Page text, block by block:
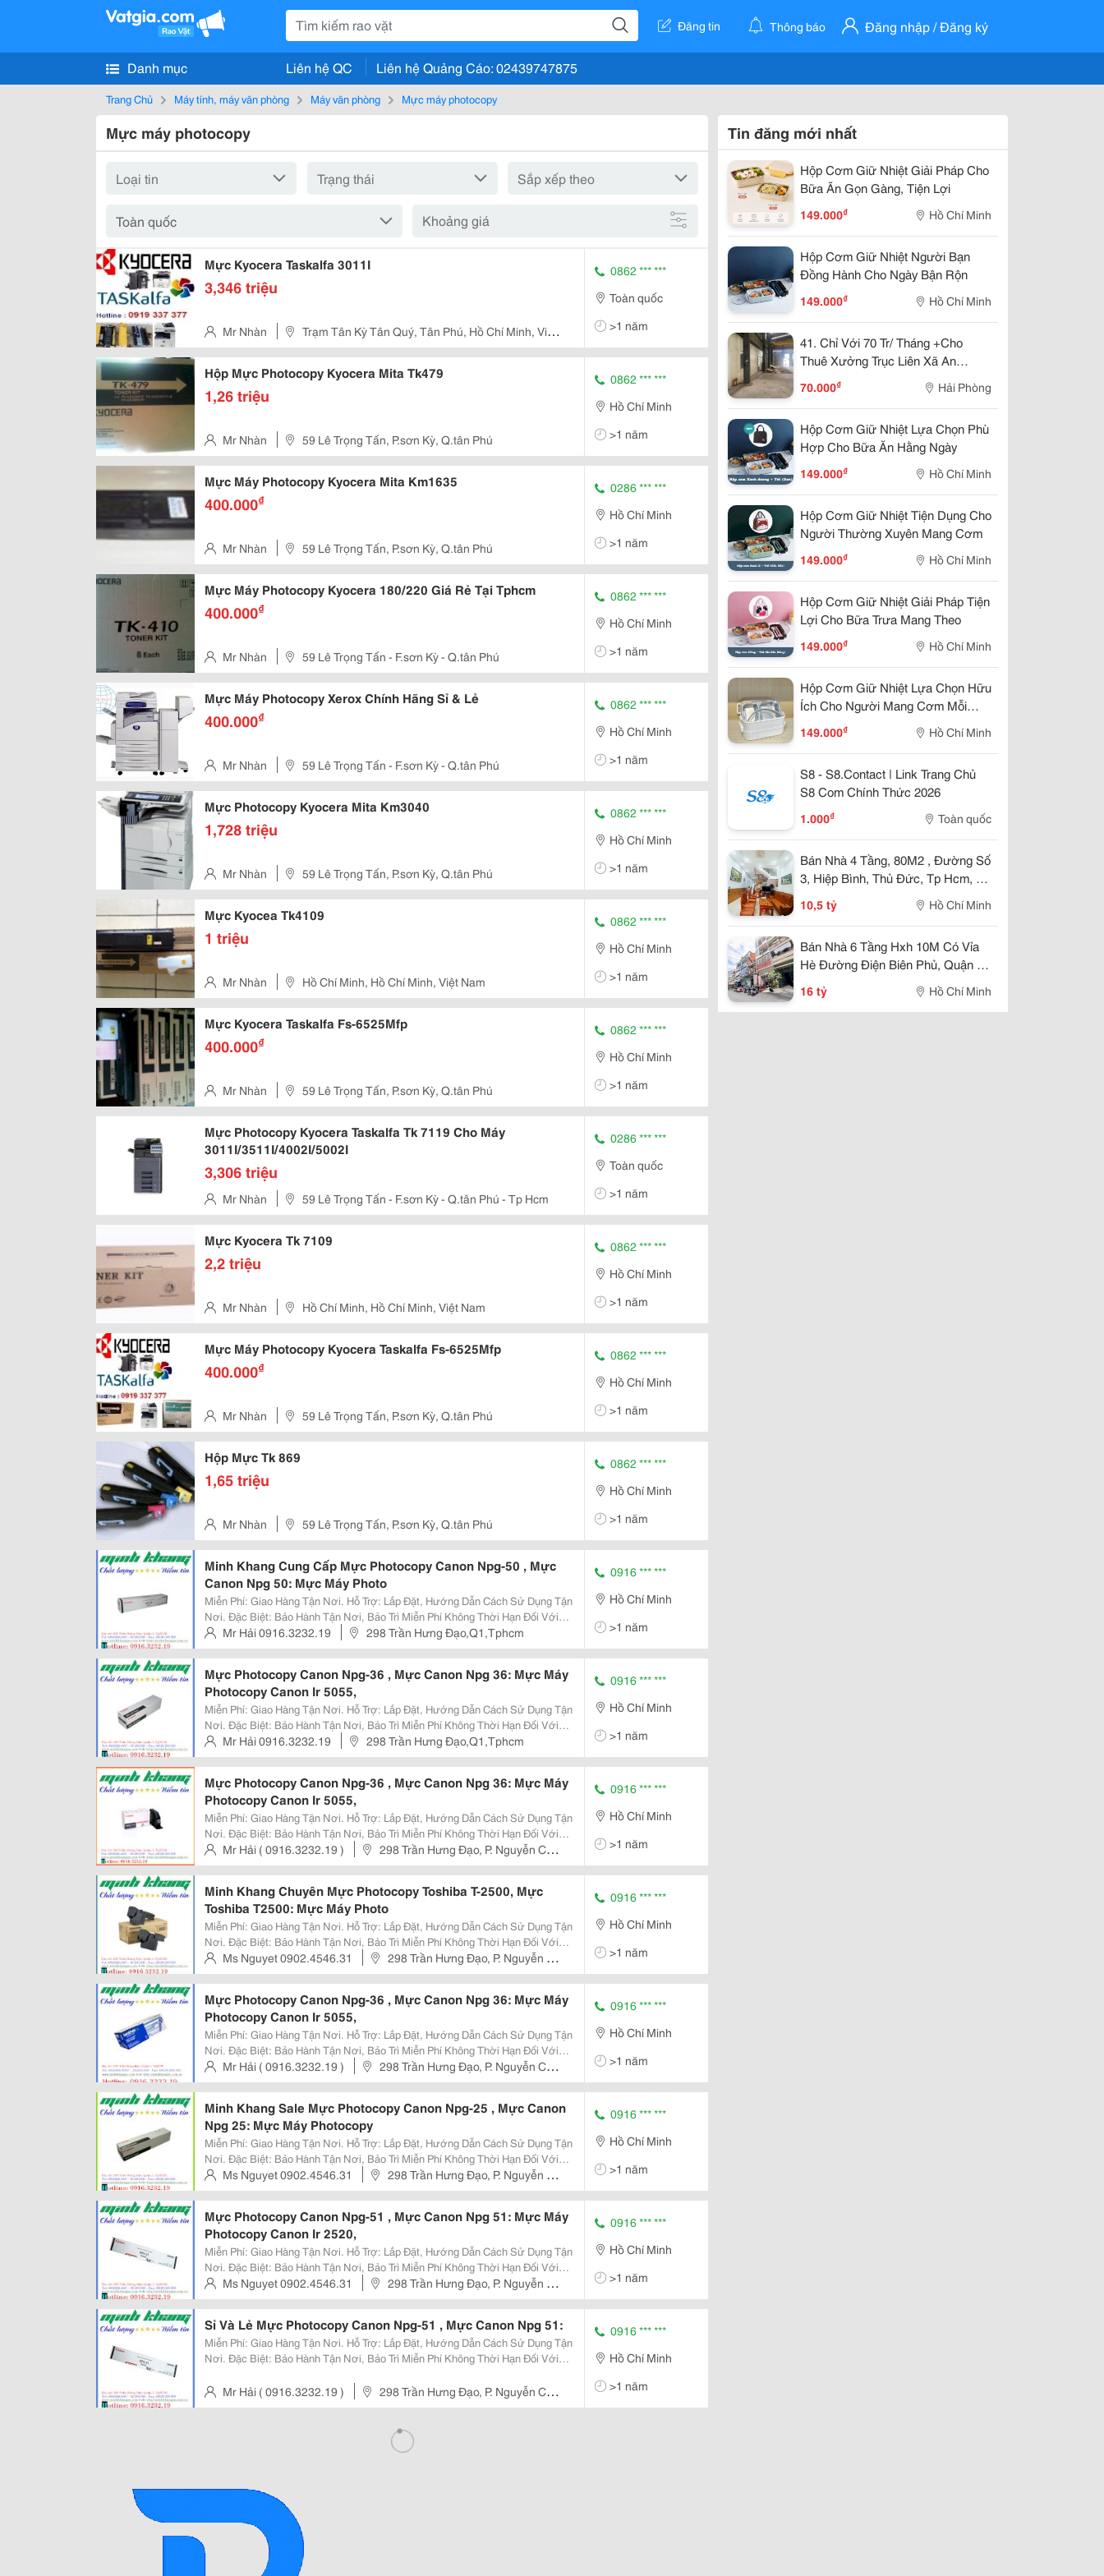
Đăng tin Thông báo Đăng nhập / Đăng ký
Danh mục Liên hệ QC Liên hệ Quảng Cáo: 02439747875
Trang Chủ Máy tính, máy văn phòng Máy văn phòng Mực máy photocopy
Mực máy photocopy
Khoảng giá
Mực Kyocera Taskalfa 3011I
3,346 triệu
Mr Nhàn
Trạm Tân Kỳ Tân Quý, Tân Phú, Hồ Chí Minh, Việt
Nam
0862 *** ***
Toàn quốc
>1 năm
Hộp Mực Photocopy Kyocera Mita Tk479
1,26 triệu
Mr Nhàn 59 Lê Trọng Tấn, P.sơn Kỳ, Q.tân Phú
0862 *** ***
Hồ Chí Minh
>1 năm
Mực Máy Photocopy Kyocera Mita Km1635
400.000₫
Mr Nhàn 59 Lê Trọng Tấn, P.sơn Kỳ, Q.tân Phú
0286 *** ***
Hồ Chí Minh
>1 năm
Mực Máy Photocopy Kyocera 180/220 Giá Rẻ Tại Tphcm
400.000₫
Mr Nhàn 59 Lê Trọng Tấn - F.sơn Kỳ - Q.tân Phú
0862 *** ***
Hồ Chí Minh
>1 năm
Mực Máy Photocopy Xerox Chính Hãng Sỉ & Lẻ
400.000₫
Mr Nhàn 59 Lê Trọng Tấn - F.sơn Kỳ - Q.tân Phú
0862 *** ***
Hồ Chí Minh
>1 năm
Mực Photocopy Kyocera Mita Km3040
1,728 triệu
Mr Nhàn 59 Lê Trọng Tấn, P.sơn Kỳ, Q.tân Phú
0862 *** ***
Hồ Chí Minh
>1 năm
Mực Kyocea Tk4109
1 triệu
Mr Nhàn Hồ Chí Minh, Hồ Chí Minh, Việt Nam
0862 *** ***
Hồ Chí Minh
>1 năm
Mực Kyocera Taskalfa Fs-6525Mfp
400.000₫
Mr Nhàn 59 Lê Trọng Tấn, P.sơn Kỳ, Q.tân Phú
0862 *** ***
Hồ Chí Minh
>1 năm
Mực Photocopy Kyocera Taskalfa Tk 7119 Cho Máy
3011I/3511I/4002I/5002I
3,306 triệu
Mr Nhàn 59 Lê Trọng Tấn - F.sơn Kỳ - Q.tân Phú - Tp Hcm
0286 *** ***
Toàn quốc
>1 năm
Mực Kyocera Tk 7109
2,2 triệu
Mr Nhàn Hồ Chí Minh, Hồ Chí Minh, Việt Nam
0862 *** ***
Hồ Chí Minh
>1 năm
Mực Máy Photocopy Kyocera Taskalfa Fs-6525Mfp
400.000₫
Mr Nhàn 59 Lê Trọng Tấn, P.sơn Kỳ, Q.tân Phú
0862 *** ***
Hồ Chí Minh
>1 năm
Hộp Mực Tk 869
1,65 triệu
Mr Nhàn 59 Lê Trọng Tấn, P.sơn Kỳ, Q.tân Phú
0862 *** ***
Hồ Chí Minh
>1 năm
Minh Khang Cung Cấp Mực Photocopy Canon Npg-50 , Mực
Canon Npg 50: Mực Máy Photo
Miễn Phí: Giao Hàng Tận Nơi. Hỗ Trợ: Lắp Đặt, Hướng Dẫn Cách Sử Dụng Tận
Nơi. Đặc Biệt: Bảo Hành Tận Nơi, Bảo Trì Miễn Phí Không Thời Hạn Đối Với
Máy Photocopy. Công Ty Cp Tm Sx Dv Tbvp Minh Khang Địa Chỉ : 298 Trần
Hưng Đạo,
Mr Hải 0916.3232.19 298 Trần Hưng Đạo,Q1,Tphcm
0916 *** ***
Hồ Chí Minh
>1 năm
Mực Photocopy Canon Npg-36 , Mực Canon Npg 36: Mực Máy
Photocopy Canon Ir 5055,
Miễn Phí: Giao Hàng Tận Nơi. Hỗ Trợ: Lắp Đặt, Hướng Dẫn Cách Sử Dụng Tận
Nơi. Đặc Biệt: Bảo Hành Tận Nơi, Bảo Trì Miễn Phí Không Thời Hạn Đối Với
Máy Photocopy. Công Ty Cp Tm Sx Dv Tbvp Minh Khang Địa Chỉ : 298 Trần
Hưng Đạo,
Mr Hải 0916.3232.19 298 Trần Hưng Đạo,Q1,Tphcm
0916 *** ***
Hồ Chí Minh
>1 năm
Mực Photocopy Canon Npg-36 , Mực Canon Npg 36: Mực Máy
Photocopy Canon Ir 5055,
Miễn Phí: Giao Hàng Tận Nơi. Hỗ Trợ: Lắp Đặt, Hướng Dẫn Cách Sử Dụng Tận
Nơi. Đặc Biệt: Bảo Hành Tận Nơi, Bảo Trì Miễn Phí Không Thời Hạn Đối Với
Máy Photocopy. Công Ty Cp Tm Sx Dv Tbvp Minh Khang Địa Chỉ : 298 Trần
Hưng Đạo,
Mr Hải ( 0916.3232.19 )
298 Trần Hưng Đạo, P. Nguyễn Cư
Trinh, Q.1, Tp Hcm, Viet Nam
0916 *** ***
Hồ Chí Minh
>1 năm
Minh Khang Chuyên Mực Photocopy Toshiba T-2500, Mực
Toshiba T2500: Mực Máy Photo
Miễn Phí: Giao Hàng Tận Nơi. Hỗ Trợ: Lắp Đặt, Hướng Dẫn Cách Sử Dụng Tận
Nơi. Đặc Biệt: Bảo Hành Tận Nơi, Bảo Trì Miễn Phí Không Thời Hạn Đối Với
Máy Photocopy. Công Ty Cp Tm Sx Dv Tbvp Minh Khang Địa Chỉ : 298 Trần
Hưng Đạo,
Ms Nguyet 0902.4546.31
298 Trần Hưng Đạo, P. Nguyễn Cư
Trinh, Q.1, Tp Hcm, Viet Nam
0916 *** ***
Hồ Chí Minh
>1 năm
Mực Photocopy Canon Npg-36 , Mực Canon Npg 36: Mực Máy
Photocopy Canon Ir 5055,
Miễn Phí: Giao Hàng Tận Nơi. Hỗ Trợ: Lắp Đặt, Hướng Dẫn Cách Sử Dụng Tận
Nơi. Đặc Biệt: Bảo Hành Tận Nơi, Bảo Trì Miễn Phí Không Thời Hạn Đối Với
Máy Photocopy. Công Ty Cp Tm Sx Dv Tbvp Minh Khang Địa Chỉ : 298 Trần
Hưng Đạo,
Mr Hải ( 0916.3232.19 )
298 Trần Hưng Đạo, P. Nguyễn Cư
Trinh, Q.1, Tp Hcm, Viet Nam
0916 *** ***
Hồ Chí Minh
>1 năm
Minh Khang Sale Mực Photocopy Canon Npg-25 , Mực Canon
Npg 25: Mực Máy Photocopy
Miễn Phí: Giao Hàng Tận Nơi. Hỗ Trợ: Lắp Đặt, Hướng Dẫn Cách Sử Dụng Tận
Nơi. Đặc Biệt: Bảo Hành Tận Nơi, Bảo Trì Miễn Phí Không Thời Hạn Đối Với
Máy Photocopy. Công Ty Cp Tm Sx Dv Tbvp Minh Khang Địa Chỉ : 298 Trần
Hưng Đạo,
Ms Nguyet 0902.4546.31
298 Trần Hưng Đạo, P. Nguyễn Cư
Trinh, Q.1, Tp Hcm, Viet Nam
0916 *** ***
Hồ Chí Minh
>1 năm
Mực Photocopy Canon Npg-51 , Mực Canon Npg 51: Mực Máy
Photocopy Canon Ir 2520,
Miễn Phí: Giao Hàng Tận Nơi. Hỗ Trợ: Lắp Đặt, Hướng Dẫn Cách Sử Dụng Tận
Nơi. Đặc Biệt: Bảo Hành Tận Nơi, Bảo Trì Miễn Phí Không Thời Hạn Đối Với
Máy Photocopy. Công Ty Cp Tm Sx Dv Tbvp Minh Khang Địa Chỉ : 298 Trần
Hưng Đạo,
Ms Nguyet 0902.4546.31
298 Trần Hưng Đạo, P. Nguyễn Cư
Trinh, Q.1, Tp Hcm, Viet Nam
0916 *** ***
Hồ Chí Minh
>1 năm
Sỉ Và Lẻ Mực Photocopy Canon Npg-51 , Mực Canon Npg 51:
Miễn Phí: Giao Hàng Tận Nơi. Hỗ Trợ: Lắp Đặt, Hướng Dẫn Cách Sử Dụng Tận
Nơi. Đặc Biệt: Bảo Hành Tận Nơi, Bảo Trì Miễn Phí Không Thời Hạn Đối Với
Hưng Đạo,
Mr Hải ( 0916.3232.19 )
298 Trần Hưng Đạo, P. Nguyễn Cư
Trinh, Q.1, Tp Hcm, Viet Nam
0916 *** ***
Hồ Chí Minh
>1 năm
Tin đăng mới nhất
Hộp Cơm Giữ Nhiệt Giải Pháp Cho
Bữa Ăn Gọn Gàng, Tiện Lợi
149.000₫ Hồ Chí Minh
Hộp Cơm Giữ Nhiệt Người Bạn
Đồng Hành Cho Ngày Bận Rộn
149.000₫ Hồ Chí Minh
41. Chỉ Với 70 Tr/ Tháng +Cho
Thuê Xưởng Trục Liên Xã An
Hưng, Đại Bản, An Dương, Hp
70.000₫ Hải Phòng
Hộp Cơm Giữ Nhiệt Lựa Chọn Phù
Hợp Cho Bữa Ăn Hằng Ngày
149.000₫ Hồ Chí Minh
Hộp Cơm Giữ Nhiệt Tiện Dụng Cho
Người Thường Xuyên Mang Cơm
149.000₫ Hồ Chí Minh
Hộp Cơm Giữ Nhiệt Giải Pháp Tiện
Lợi Cho Bữa Trưa Mang Theo
149.000₫ Hồ Chí Minh
Hộp Cơm Giữ Nhiệt Lựa Chọn Hữu
Ích Cho Người Mang Cơm Mỗi
149.000₫ Hồ Chí Minh
S8 - S8.Contact | Link Trang Chủ
S8 Com Chính Thức 2026
1.000₫ Toàn quốc
Bán Nhà 4 Tầng, 80M2 , Đường Số
3, Hiệp Bình, Thủ Đức, Tp Hcm, Sổ
Hồng Riêng, Giá 10.5 Tỷ.
10,5 tỷ Hồ Chí Minh
Bán Nhà 6 Tầng Hxh 10M Có Vỉa
Hè Đường Điện Biên Phủ, Quận 3 -
Dt 4M*14M Sổ Hồng Hoàn Công
Chuẩn - Chính Chủ 1 Đời Xưa * Lh
Giang
16 tỷ Hồ Chí Minh